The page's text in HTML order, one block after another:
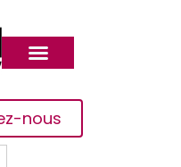
nous